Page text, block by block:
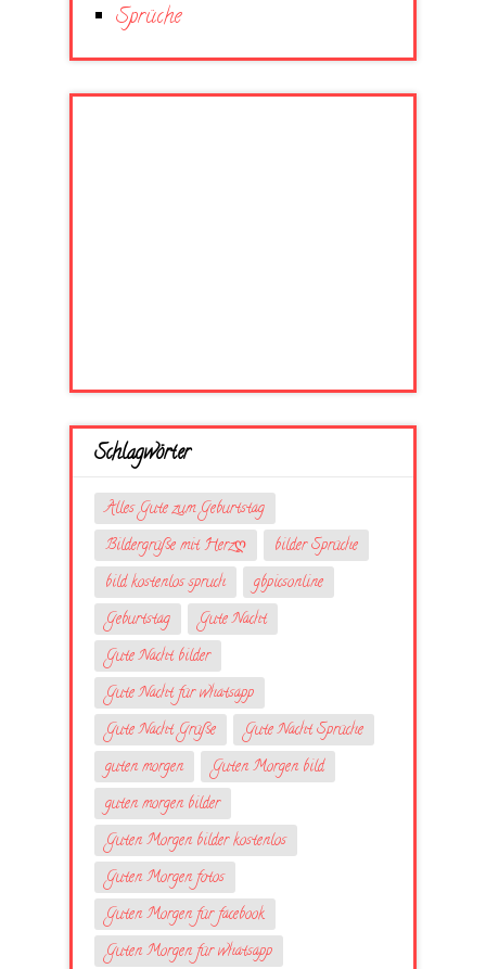
Sprüche
Schlagwörter
Alles Gute zum Geburtstag
Bildergrüße mit Herzღ
bilder Sprüche
bild kostenlos spruch
gbpicsonline
Geburtstag
Gute Nacht
Gute Nacht bilder
Gute Nacht für whatsapp
Gute Nacht Grüße
Gute Nacht Sprüche
guten morgen
Guten Morgen bild
guten morgen bilder
Guten Morgen bilder kostenlos
Guten Morgen fotos
Guten Morgen für facebook
Guten Morgen für whatsapp